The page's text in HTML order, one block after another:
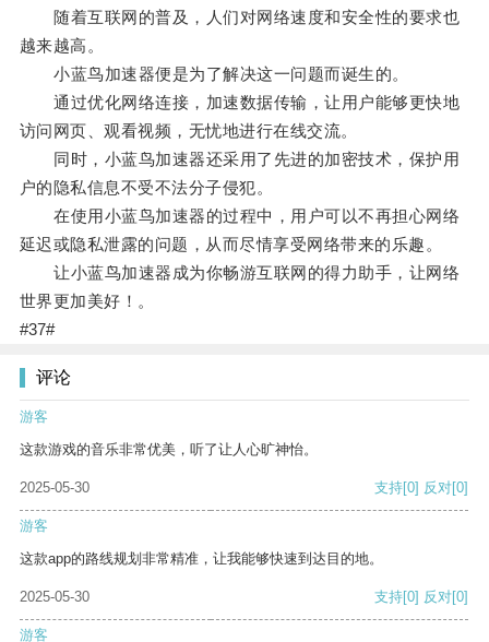
随着互联网的普及，人们对网络速度和安全性的要求也
越来越高。
小蓝鸟加速器便是为了解决这一问题而诞生的。
通过优化网络连接，加速数据传输，让用户能够更快地
访问网页、观看视频，无忧地进行在线交流。
同时，小蓝鸟加速器还采用了先进的加密技术，保护用
户的隐私信息不受不法分子侵犯。
在使用小蓝鸟加速器的过程中，用户可以不再担心网络
延迟或隐私泄露的问题，从而尽情享受网络带来的乐趣。
让小蓝鸟加速器成为你畅游互联网的得力助手，让网络
世界更加美好！。
#37#
评论
游客
这款游戏的音乐非常优美，听了让人心旷神怡。
2025-05-30 支持[0] 反对[0]
游客
这款app的路线规划非常精准，让我能够快速到达目的地。
2025-05-30 支持[0] 反对[0]
游客